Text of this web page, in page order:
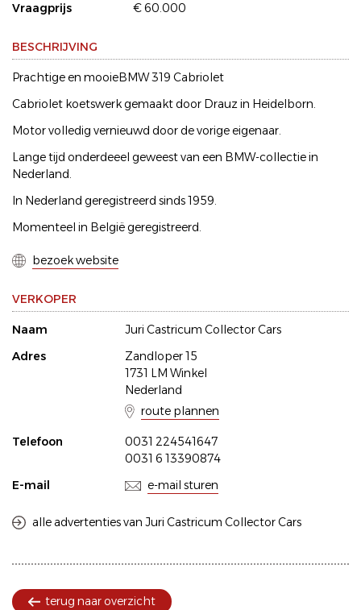
Vraagprijs
€ 60.000
BESCHRIJVING
Prachtige en mooieBMW 319 Cabriolet
Cabriolet koetswerk gemaakt door Drauz in Heidelborn.
Motor volledig vernieuwd door de vorige eigenaar.
Lange tijd onderdeeel geweest van een BMW-collectie in
Nederland.
In Nederland geregistreerd sinds 1959.
Momenteel in België geregistreerd.
bezoek website
VERKOPER
Naam
Juri Castricum Collector Cars
Adres
Zandloper 15
1731 LM Winkel
Nederland
route plannen
Telefoon
0031 224541647
0031 6 13390874
E-mail
e-mail sturen
alle advertenties van Juri Castricum Collector Cars
terug naar overzicht